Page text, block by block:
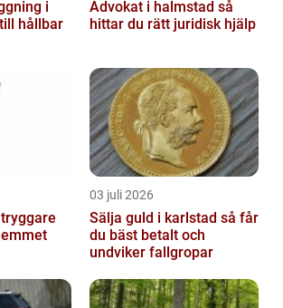
i
Advokat i halmstad så
hittar du rätt juridisk hjälp
03 juli 2026
Sälja guld i karlstad så får
du bäst betalt och
undviker fallgropar